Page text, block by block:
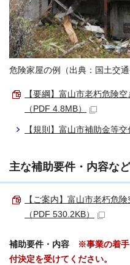
危険家屋の例（出典：国土交通
【要綱】富山市老朽危険
（PDF 4.8MB）
【規則】富山市補助金等交
主な補助要件・内容など
【ご案内】富山市老朽危
（PDF 530.2KB）
補助要件・内容
※事業の着手
付決定を受けてください。